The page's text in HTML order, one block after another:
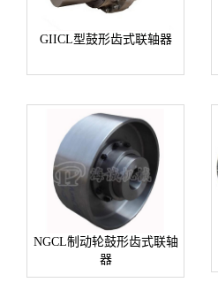
GIICL型鼓形齿式联轴器
NGCL制动轮鼓形齿式联轴
器